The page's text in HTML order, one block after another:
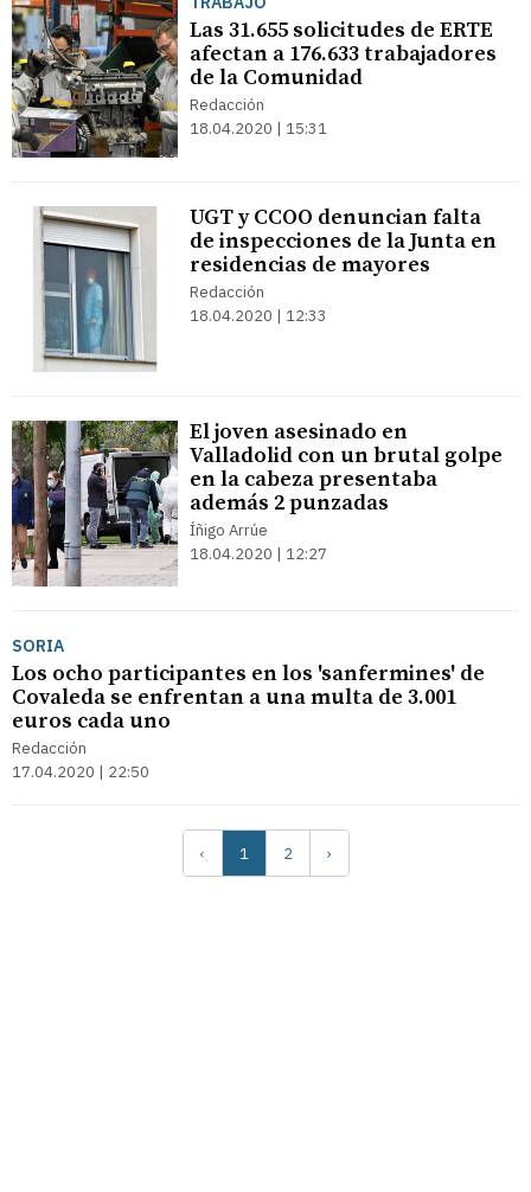
Las 31.655 solicitudes de ERTE
afectan a 176.633 trabajadores
de la Comunidad
Redacción
18.04.2020 | 15:31
UGT y CCOO denuncian falta
de inspecciones de la Junta en
residencias de mayores
Redacción
18.04.2020 | 12:33
El joven asesinado en
Valladolid con un brutal golpe
en la cabeza presentaba
además 2 punzadas
Íñigo Arrúe
18.04.2020 | 12:27
SORIA
Los ocho participantes en los 'sanfermines' de
Covaleda se enfrentan a una multa de 3.001
euros cada uno
Redacción
17.04.2020 | 22:50
‹ 1 2 ›